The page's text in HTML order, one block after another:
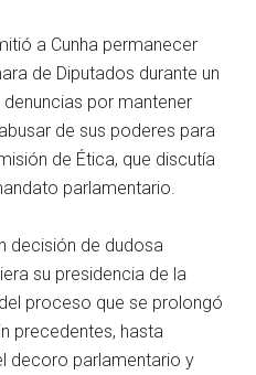
a Cunha permanecer
de Diputados durante un
por mantener
de sus poderes para
de Ética, que discutía
parlamentario.
decisión de dudosa
su presidencia de la
proceso que se prolongó
precedentes, hasta
decoro parlamentario y